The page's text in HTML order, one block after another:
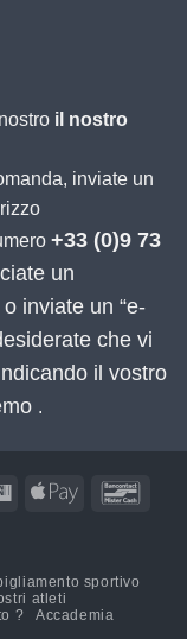
il nostro
inviate un
+33 (0)9 73
un
inviate un “e-
che vi
il vostro
.
Western Apple
sportivo
atleti
? Accademia